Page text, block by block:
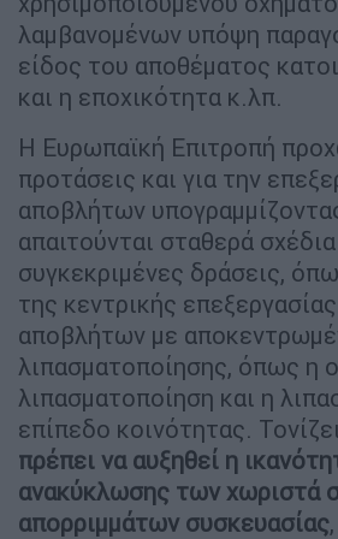
λαμβανομένων υπόψη
είδος του αποθέματος
και η εποχικότητα κ.λπ.
Η Ευρωπαϊκή Επιτροπή
προτάσεις και για την
αποβλήτων
απαιτούνται σταθερά σχέδια
συγκεκριμένες δράσεις,
της κεντρικής
αποβλήτων με
λιπασματοποίησης, όπως η
λιπασματοποίηση και η
επίπεδο κοινότητας.
πρέπει να αυξηθεί η
ανακύκλωσης των χωριστά
απορριμμάτων συσκευασίας